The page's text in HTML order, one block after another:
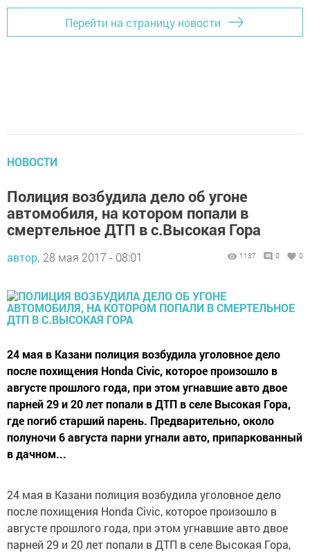
Перейти на страницу новости
НОВОСТИ
Полиция возбудила дело об угоне
автомобиля, на котором попали в
смертельное ДТП в с.Высокая Гора
автор, 28 мая 2017 - 08:01 1137 0 0
24 мая в Казани полиция возбудила уголовное дело
после похищения Honda Civic, которое произошло в
августе прошлого года, при этом угнавшие авто двое
парней 29 и 20 лет попали в ДТП в селе Высокая Гора,
где погиб старший парень. Предварительно, около
полуночи 6 августа парни угнали авто, припаркованный
в дачном...
24 мая в Казани полиция возбудила уголовное дело
после похищения Honda Civic, которое произошло в
августе прошлого года, при этом угнавшие авто двое
парней 29 и 20 лет попали в ДТП в селе Высокая Гора,